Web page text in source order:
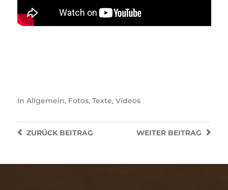
In Allgemein, Fotos, Texte, Videos
WEITER BEITRAG
ZURÜCKBEITRAG